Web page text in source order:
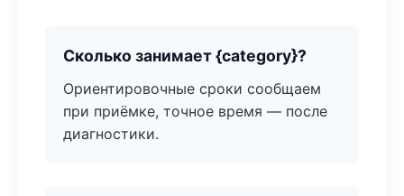
Сколько занимает {category}?
Ориентировочные сроки сообщаем
при приёмке, точное время — после
диагностики.